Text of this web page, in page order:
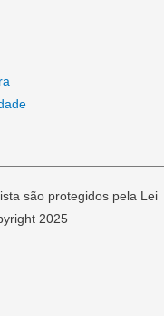
são protegidos pela Lei
2025